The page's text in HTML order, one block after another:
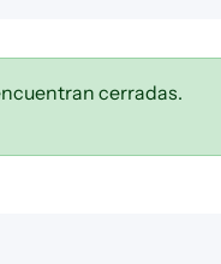
cerradas.